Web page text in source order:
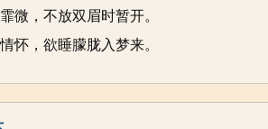
微，不放双眉时暂开。
怀，欲睡朦胧入梦来。